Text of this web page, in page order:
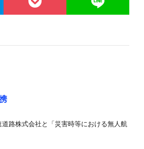
路株式会社と「災害時等における無人航